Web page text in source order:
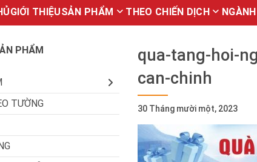
GIỚI THIỆUSẢN PHẨM THEO CHIẾN DỊCH
qua-tang-hoi-
can-chinh
30 Tháng mười một, 2023
PHẨM
TƯỜNG